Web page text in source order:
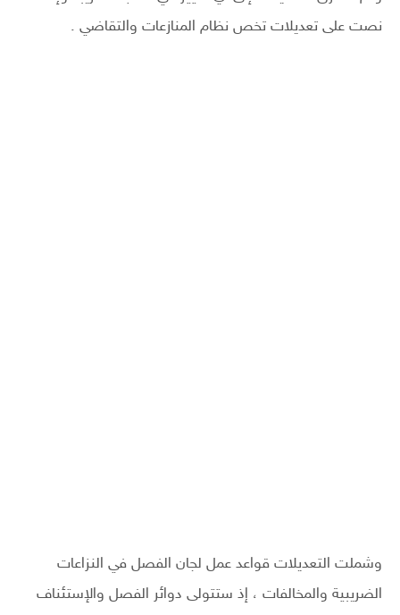
نصت على تعديلات تخص نظام المنازعات والتقاضي .
وشملت التعديلات قواعد عمل لجان الفصل في النزاعات
الضريبية والمخالفات ، إذ ستتولى دوائر الفصل والإستئناف